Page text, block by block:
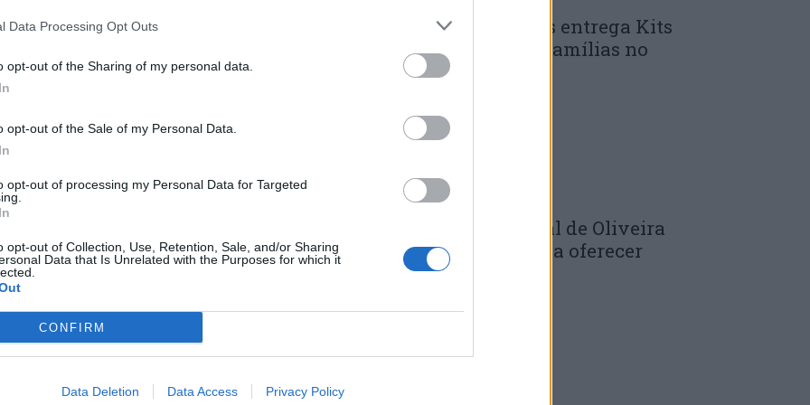
Data Processing Opt Outs
opt-out of the Sharing of my personal data.
opt-out of the Sale of my Personal Data.
opt-out of processing my Personal Data for Targeted
opt-out of Collection, Use, Retention, Sale, and/or Sharing
Data that Is Unrelated with the Purposes for which it
CONFIRM
Data Deletion Data Access Privacy Policy
segurança aos participantes, os quais
civil e de acidentes pessoais.
dois dias demonstraram o sucesso e o
a ser alargada no próximo ano letivo, em
a comunidade local.
a-Nova reforça, assim, o seu compromisso
desde cedo comportamentos e
de vida para todos.
Município de Góis entrega Kits
Comunitários às famílias no
âmbito do...
Câmara Municipal de Oliveira
do Hospital volta a oferecer
cadernos de...